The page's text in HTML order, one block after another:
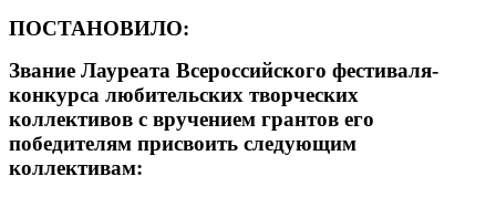
ПОСТАНОВИЛО:
Звание Лауреата Всероссийского фестиваля-
конкурса любительских творческих
коллективов с вручением грантов его
победителям присвоить следующим
коллективам: